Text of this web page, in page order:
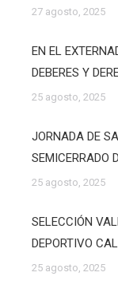
27 agosto, 2025
EN EL
DEBERES Y
25 agosto, 2025
JORNADA DE
SEMICERRADO
25 agosto, 2025
SELECCIÓN
DEPORTIVO
25 agosto, 2025